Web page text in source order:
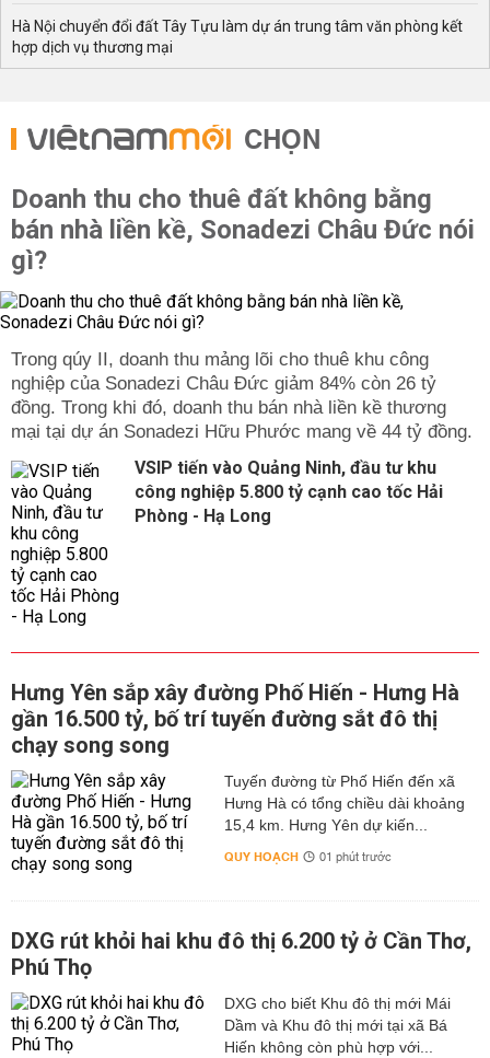
Hà Nội chuyển đổi đất Tây Tựu làm dự án trung tâm văn phòng kết
hợp dịch vụ thương mại
CHỌN
Doanh thu cho thuê đất không bằng
bán nhà liền kề, Sonadezi Châu Đức nói
gì?
Trong qúy II, doanh thu mảng lõi cho thuê khu công
nghiệp của Sonadezi Châu Đức giảm 84% còn 26 tỷ
đồng. Trong khi đó, doanh thu bán nhà liền kề thương
mại tại dự án Sonadezi Hữu Phước mang về 44 tỷ đồng.
VSIP tiến vào Quảng Ninh, đầu tư khu
công nghiệp 5.800 tỷ cạnh cao tốc Hải
Phòng - Hạ Long
Hưng Yên sắp xây đường Phố Hiến - Hưng Hà
gần 16.500 tỷ, bố trí tuyến đường sắt đô thị
chạy song song
Tuyến đường từ Phố Hiến đến xã
Hưng Hà có tổng chiều dài khoảng
15,4 km. Hưng Yên dự kiến...
QUY HOẠCH 01 phút trước
DXG rút khỏi hai khu đô thị 6.200 tỷ ở Cần Thơ,
Phú Thọ
DXG cho biết Khu đô thị mới Mái
Dầm và Khu đô thị mới tại xã Bá
Hiến không còn phù hợp với...